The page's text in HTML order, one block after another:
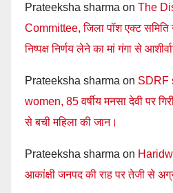
Prateeksha sharma on The
Committee, जिला पॉश एक्ट
निष्पक्ष निर्णय लेने का मां गंगा से
Prateeksha sharma on SDRF
women, 85 वर्षीय मनसा देवी पर
से बची महिला की जान।
Prateeksha sharma on
आकांक्षी जनपद की राह पर तेजी से